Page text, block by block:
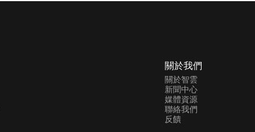
關於我們
關於智雲
新聞中心
媒體資源
聯絡我們
反饋